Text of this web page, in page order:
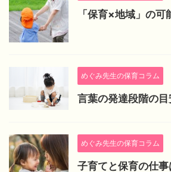
「保育×地域」の可
めぐみ先生の保育コラム
言葉の発達段階の目
めぐみ先生の保育コラム
子育てと保育の仕事